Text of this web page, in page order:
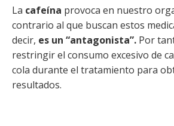
La cafeína provoca en nuestro
contrario al que buscan estos
decir, es un “antagonista”. Por
restringir el consumo excesivo de
cola durante el tratamiento para
resultados.